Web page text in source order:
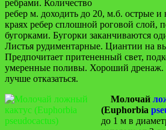
ребрами. Количество
ребер м. доходить до 20, м.б. острые
краях ребер сплошной роговой слой,
бугорками. Бугорки заканчиваются
Листья рудиментарные. Циантии на
Предпочитает притененный свет,
умеренные поливы. Хороший дренаж.
лучше отказаться.
Молочай
(Euphorbia
до 1 м в